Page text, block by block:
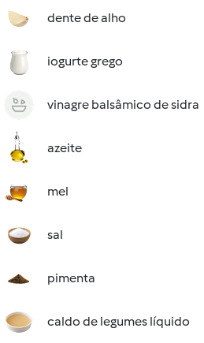
dente de alho
iogurte grego
vinagre balsâmico de sidra
azeite
mel
sal
pimenta
caldo de legumes líquido